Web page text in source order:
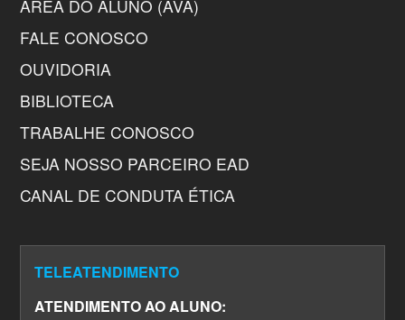
ÁREA DO ALUNO (AVA)
FALE CONOSCO
OUVIDORIA
BIBLIOTECA
TRABALHE CONOSCO
SEJA NOSSO PARCEIRO EAD
CANAL DE CONDUTA ÉTICA
TELEATENDIMENTO
ATENDIMENTO AO ALUNO: